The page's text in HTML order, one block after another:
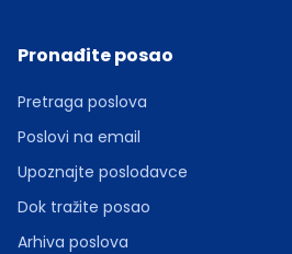
Pronađite posao
Pretraga poslova
Poslovi na email
Upoznajte poslodavce
Dok tražite posao
Arhiva poslova